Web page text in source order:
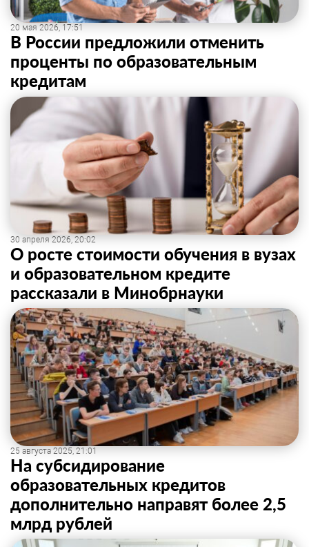
20 мая 2026, 17:51
В России предложили отменить
проценты по образовательным
кредитам
30 апреля 2026, 20:02
О росте стоимости обучения в вузах
и образовательном кредите
рассказали в Минобрнауки
25 августа 2025, 21:01
На субсидирование
образовательных кредитов
дополнительно направят более 2,5
млрд рублей